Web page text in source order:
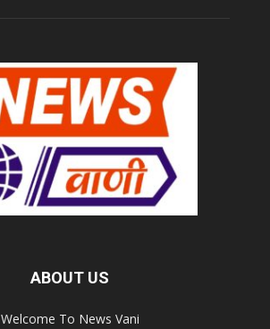
ABOUT US
Welcome To News Vani